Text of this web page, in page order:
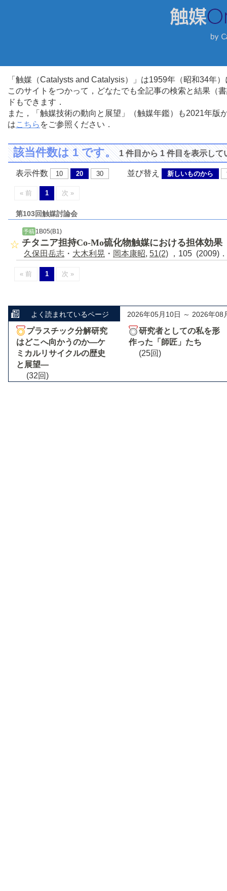
「触媒（Catalysts and Catalysis）」は1959年（昭和34年
このサイトをつかって，どなたでも全記事の検索と結果（
ドもできます．
また，「触媒技術の動向と展望」（触媒年鑑）も2021年
はこちら をご参照ください．
該当件数は 1 です。1 件目から 1 件目を表示して
表示件数 10 20 30 並び替え 新しいものから
« 前 1 次 »
第103回触媒討論会
予稿 1B05(B1)
チタニア担持Co-Mo硫化物触媒における担体効果
久保田岳志 ・ 大木利晃 ・ 岡本康昭, 51(2) ，105 (2009)
« 前 1 次 »
よく読まれているページ 2026年05月10日 ～ 2026年08
プラスチック分解研究
はどこへ向かうのか―ケ
ミカルリサイクルの歴史
と展望―
(32回)
研究者としての私を形
作った「師匠」たち
(25回)